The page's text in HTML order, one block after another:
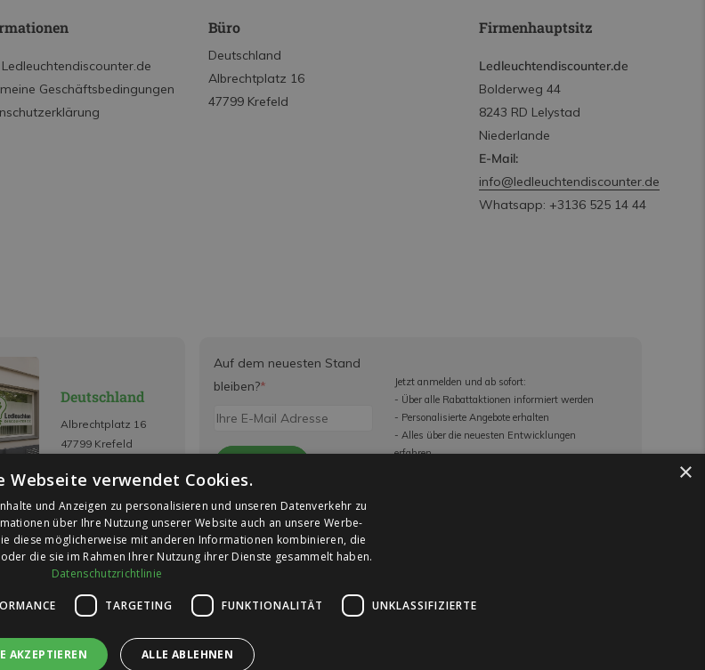
Geschäftsbedingungen
Büro
Deutschland
Albrechtplatz 16
47799 Krefeld
Firmenhauptsitz
Ledleuchtendiscounter.de
Bolderweg 44
8243 RD Lelystad
Niederlande
E-Mail:
info@ledleuchtendiscounter.de
Whatsapp: +3136 525 14 44
Deutschland
Albrechtplatz 16
47799 Krefeld
Auf dem neuesten Stand
bleiben?*
Datenschutzerklärung
Jetzt anmelden und ab sofort:
- Über alle Rabattaktionen informiert werden
- Personalisierte Angebote erhalten
- Alles über die neuesten Entwicklungen
erfahren
×
Webseite verwendet Cookies.
und Anzeigen zu personalisieren und unseren Datenverkehr zu
über Ihre Nutzung unserer Website auch an unsere Werbe-
diese möglicherweise mit anderen Informationen kombinieren, die
die sie im Rahmen Ihrer Nutzung ihrer Dienste gesammelt haben.
Datenschutzrichtlinie
TARGETING FUNKTIONALITÄT UNKLASSIFIZIERTE
AKZEPTIEREN ALLE ABLEHNEN